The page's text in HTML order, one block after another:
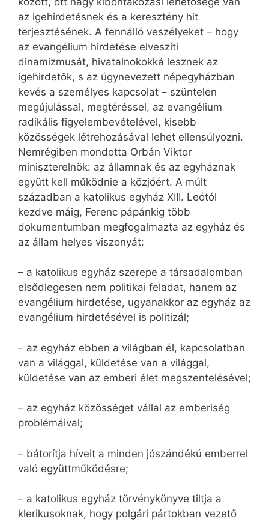
az igehirdetésnek és a keresztény hit
terjesztésének. A fennálló veszélyeket – hogy
az evangélium hirdetése elveszíti
dinamizmusát, hivatalnokokká lesznek az
igehirdetők, s az úgynevezett népegyházban
kevés a személyes kapcsolat – szüntelen
megújulással, megtéréssel, az evangélium
radikális figyelembevételével, kisebb
közösségek létrehozásával lehet ellensúlyozni.
Nemrégiben mondotta Orbán Viktor
miniszterelnök: az államnak és az egyháznak
együtt kell működnie a közjóért. A múlt
században a katolikus egyház XIII. Leótól
kezdve máig, Ferenc pápánkig több
dokumentumban megfogalmazta az egyház és
az állam helyes viszonyát:
– a katolikus egyház szerepe a társadalomban
elsődlegesen nem politikai feladat, hanem az
evangélium hirdetése, ugyanakkor az egyház az
evangélium hirdetésével is politizál;
– az egyház ebben a világban él, kapcsolatban
van a világgal, küldetése van a világgal,
küldetése van az emberi élet megszentelésével;
– az egyház közösséget vállal az emberiség
problémáival;
– bátorítja híveit a minden jószándékú emberrel
való együttműködésre;
– a katolikus egyház törvénykönyve tiltja a
klerikusoknak, hogy polgári pártokban vezető